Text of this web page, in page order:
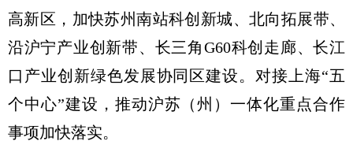
高新区，加快苏州南站科创新城、北向拓展带、
沿沪宁产业创新带、长三角G60科创走廊、长江
口产业创新绿色发展协同区建设。对接上海“五
个中心”建设，推动沪苏（州）一体化重点合作
事项加快落实。